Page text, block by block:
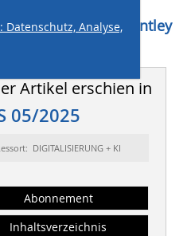
President, Cities, Bentley
Artikel erschien in
05/2025
DIGITALISIERUNG + KI
Abonnement
Inhaltsverzeichnis
Datenschutz, Analyse,